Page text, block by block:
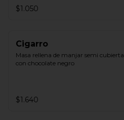
$1.050
Cigarro
Masa rellena de manjar semi cubierta
con chocolate negro
$1.640